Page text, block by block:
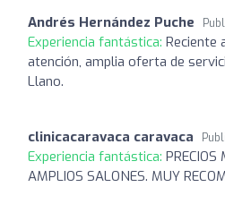
Andrés Hernández Puche
Experiencia fantástica: Reciente
atención, amplia oferta de
Llano.
clinicacaravaca caravaca
Experiencia fantástica: PRECIOS
AMPLIOS SALONES. MUY